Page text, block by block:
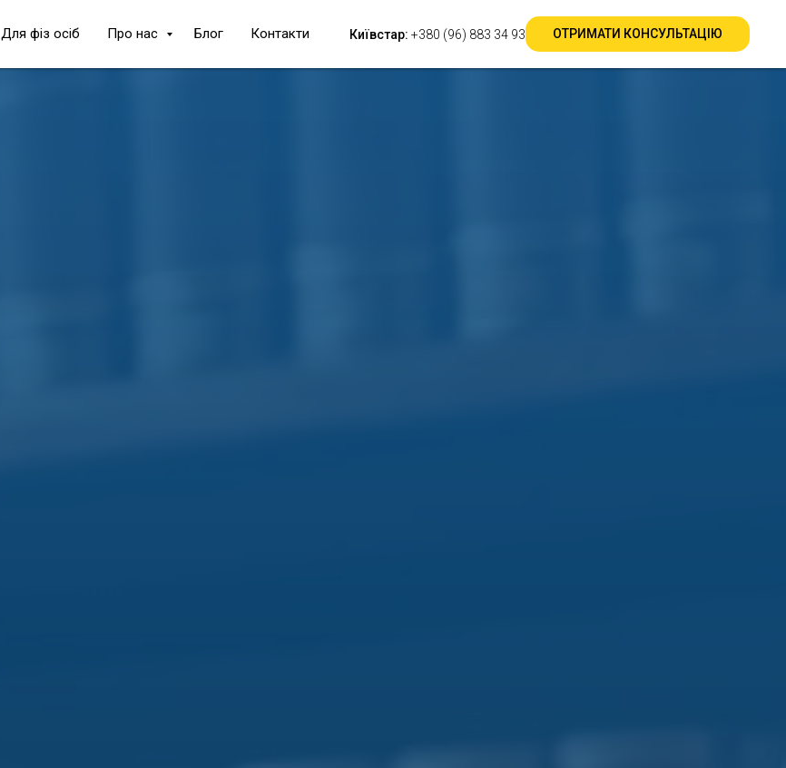
Для фіз осіб Про нас Блог Контакти Київстар: +380 (96) 883 34 93 ОТРИМАТИ КОНСУЛЬТАЦІЮ